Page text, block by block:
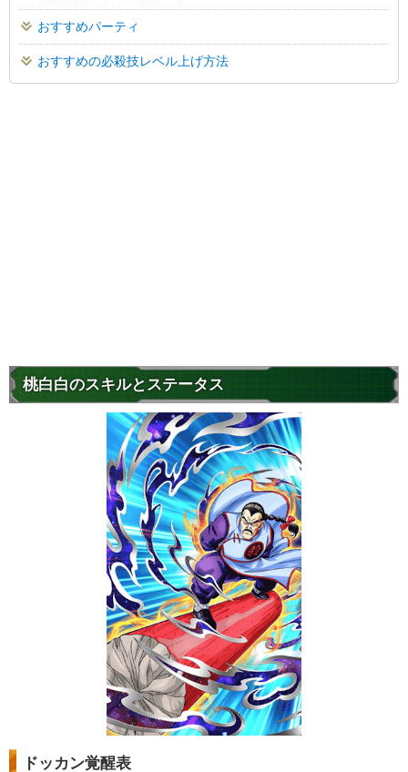
おすすめパーティ
おすすめの必殺技レベル上げ方法
桃白白のスキルとステータス
ドッカン覚醒表